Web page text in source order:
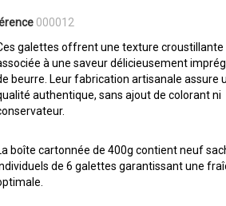
000012
galettes offrent une texture croustillante
à une saveur délicieusement
beurre. Leur fabrication artisanale assure
authentique, sans ajout de colorant ni
boîte cartonnée de 400g contient neuf
de 6 galettes garantissant une